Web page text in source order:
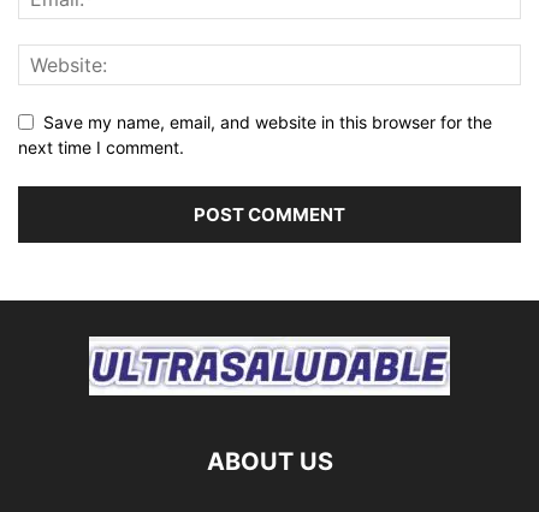
Save my name, email, and website in this browser for the
next time I comment.
ABOUT US